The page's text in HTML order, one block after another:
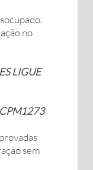
no
LIGUE
sem